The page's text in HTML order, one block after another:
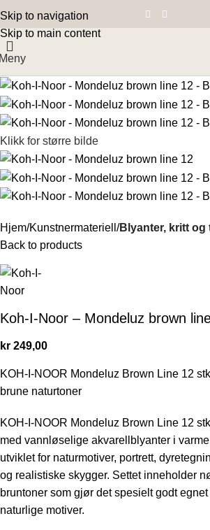
Skip to navigation
Skip to main content
Klikk for større bilde
Hjem Kunstnermateriell
Blyanter, kritt og
Back to products
Koh-I-Noor – Mondeluz brown
kr 249,00
KOH-I-NOOR Mondeluz Brown Line 12
brune naturtoner
KOH-I-NOOR Mondeluz Brown Line 12
med vannløselige akvarellblyanter i
utviklet for naturmotiver, portrett,
og realistiske skygger. Settet inneholder
bruntoner som gjør det spesielt godt
naturlige motiver.